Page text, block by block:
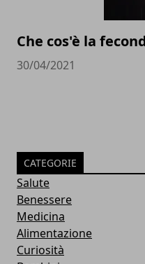
Che cos'è la
30/04/2021
CATEGORIE
Salute
Benessere
Medicina
Alimentazione
Curiosità